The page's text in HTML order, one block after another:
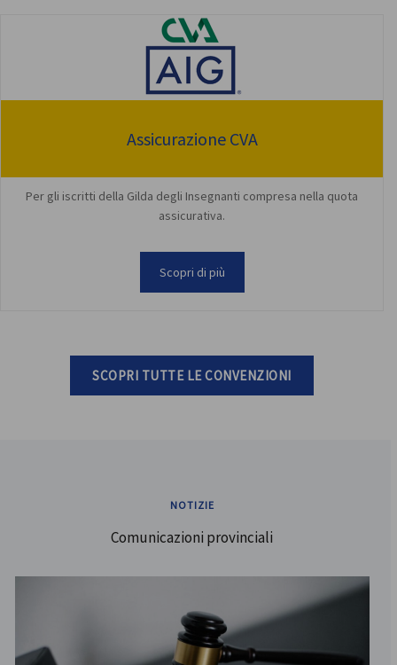
Assicurazione CVA
Per gli iscritti della Gilda degli Insegnanti compresa nella quota
assicurativa.
Scopri di più
SCOPRI TUTTE LE CONVENZIONI
NOTIZIE
Comunicazioni provinciali